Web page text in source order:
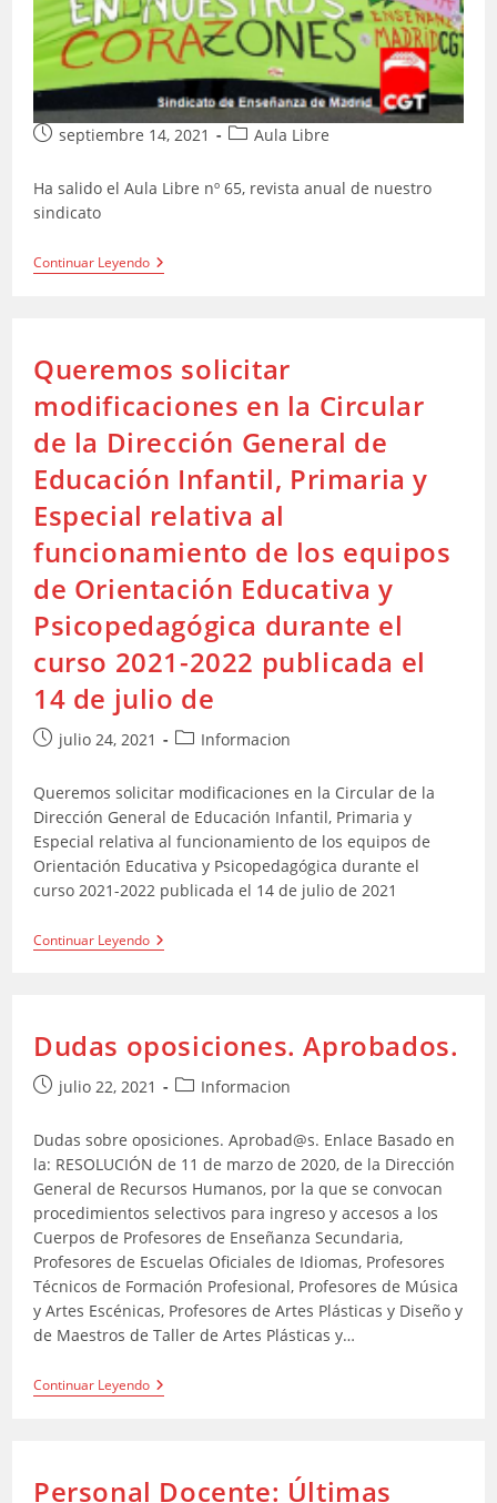
Publicación
la
entrada:
septiembre 14, 2021
Categoría
la
Aula Libre
Ha salido el Aula Libre nº 65, revista anual de nuestro
sindicato
Continuar LeyendoAula
Libre
Queremos solicitar
modificaciones en la Circular
de la Dirección General de
Educación Infantil, Primaria y
Especial relativa al
funcionamiento de los equipos
de Orientación Educativa y
Psicopedagógica durante el
curso 2021-2022 publicada el
14 de julio de
Publicación
la
entrada:
julio 24, 2021
Categoría
entrada:
Informacion
Queremos solicitar modificaciones en la Circular de la
Dirección General de Educación Infantil, Primaria y
Especial relativa al funcionamiento de los equipos de
Orientación Educativa y Psicopedagógica durante el
curso 2021-2022 publicada el 14 de julio de 2021
Continuar LeyendoQueremos
Solicitar
De
La
Dirección
General
Educación
Infantil,
Primaria
Y
Especial
Relativa
Al
Funcionamiento
Los
Equipos
De
Orientación
Y
Psicopedagógica
2022
Dudas oposiciones. Aprobados.
Publicación
la
entrada:
julio 22, 2021
Categoría
la
entrada:
Informacion
Dudas sobre oposiciones. Aprobad@s. Enlace Basado en
la: RESOLUCIÓN de 11 de marzo de 2020, de la Dirección
General de Recursos Humanos, por la que se convocan
procedimientos selectivos para ingreso y accesos a los
Cuerpos de Profesores de Enseñanza Secundaria,
Profesores de Escuelas Oficiales de Idiomas, Profesores
Técnicos de Formación Profesional, Profesores de Música
y Artes Escénicas, Profesores de Artes Plásticas y Diseño y
de Maestros de Taller de Artes Plásticas y…
Continuar LeyendoDudas
Oposiciones.
Personal Docente: Últimas